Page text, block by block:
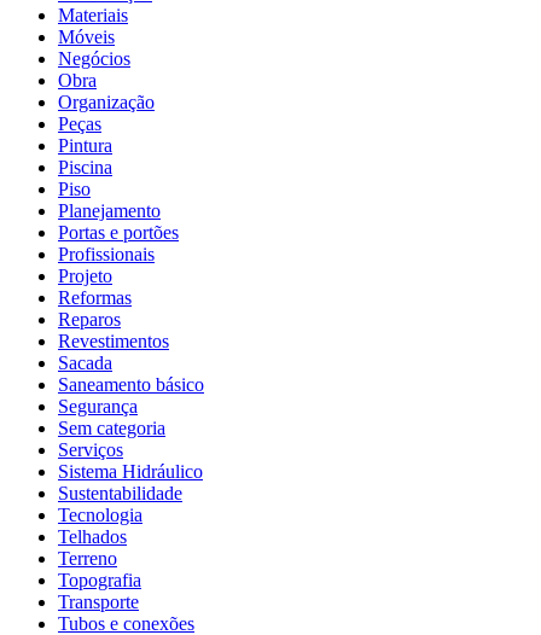
Materiais
Móveis
Negócios
Obra
Organização
Peças
Pintura
Piscina
Piso
Planejamento
Portas e portões
Profissionais
Projeto
Reformas
Reparos
Revestimentos
Sacada
Saneamento básico
Segurança
Sem categoria
Serviços
Sistema Hidráulico
Sustentabilidade
Tecnologia
Telhados
Terreno
Topografia
Transporte
Tubos e conexões